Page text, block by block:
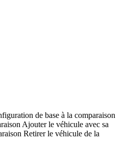
de base à la comparaison
Ajouter le véhicule avec sa
Retirer le véhicule de la